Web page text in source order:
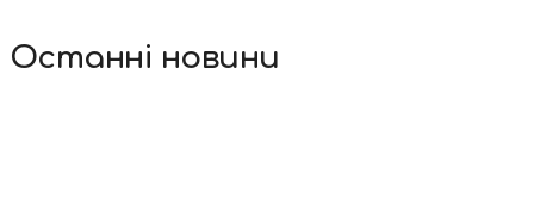
Останні новини